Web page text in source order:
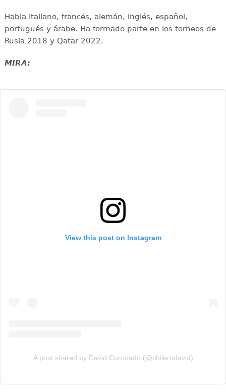
Habla italiano, francés, alemán, inglés, español,
portugués y árabe. Ha formado parte en los torneos de
Rusia 2018 y Qatar 2022.
MIRA:
View this post on Instagram
A post shared by David Coronado (@chilerodavid)